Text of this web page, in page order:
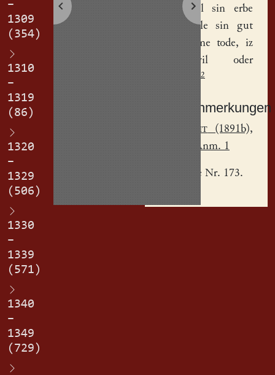
–
1309
(354)
1310
–
1319
(86)
1320
–
1329
(506)
1330
–
1339
(571)
1340
–
1349
(729)
Elsen
all sin erbe
un(d) alle sin gut
noch sime tode, iz
sie vil oder
2
Sachanmerkungen
Jecht (1891b),
S. 227, Anm. 1
] Siehe Nr. 173.